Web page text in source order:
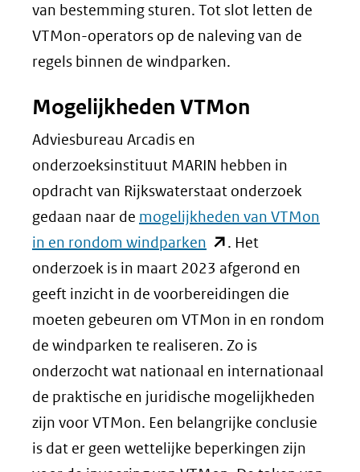
van bestemming sturen. Tot slot letten de
VTMon-operators op de naleving van de
regels binnen de windparken.
Mogelijkheden VTMon
Adviesbureau Arcadis en
onderzoeksinstituut MARIN hebben in
opdracht van Rijkswaterstaat onderzoek
gedaan naar de mogelijkheden van VTMon
in en rondom windparken (opent
in
nieuw
venster)
(verwijst
naar
een
andere
website)
. Het
onderzoek is in maart 2023 afgerond en
geeft inzicht in de voorbereidingen die
moeten gebeuren om VTMon in en rondom
de windparken te realiseren. Zo is
onderzocht wat nationaal en internationaal
de praktische en juridische mogelijkheden
zijn voor VTMon. Een belangrijke conclusie
is dat er geen wettelijke beperkingen zijn